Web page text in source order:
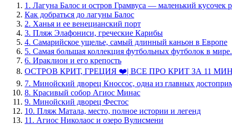
1. Лагуна Балос и остров Грамвуса — маленький кусочек
Как добраться до лагуны Балос
2. Ханья и ее венецианский порт
3. Пляж Элафониси, греческие Карибы
4. Самарийское ущелье, самый длинный каньон в Европе
5. Самая большая коллекция футбольных футболок в мире.
6. Ираклион и его крепость
ОСТРОВ КРИТ, ГРЕЦИЯ ❤️| ВСЕ ПРО КРИТ ЗА 11
7. Минойский дворец Кноссос, одна из главных
8. Красивый собор Агиос Минас
9. Минойский дворец Фестос
10. Пляж Матала, место, полное истории и легенд
11. Агиос Николаос и озеро Вулисмени